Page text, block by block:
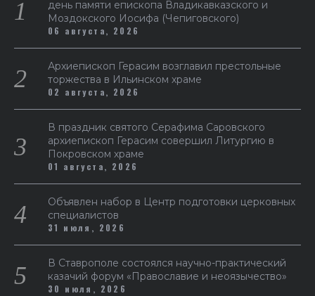
день памяти епископа Владикавказского и
Моздокского Иосифа (Чепиговского)
06 августа, 2026
Архиепископ Герасим возглавил престольные
торжества в Ильинском храме
02 августа, 2026
В праздник святого Серафима Саровского
архиепископ Герасим совершил Литургию в
Покровском храме
01 августа, 2026
Объявлен набор в Центр подготовки церковных
специалистов
31 июля, 2026
В Ставрополе состоялся научно-практический
казачий форум «Православие и неоязычество»
30 июля, 2026